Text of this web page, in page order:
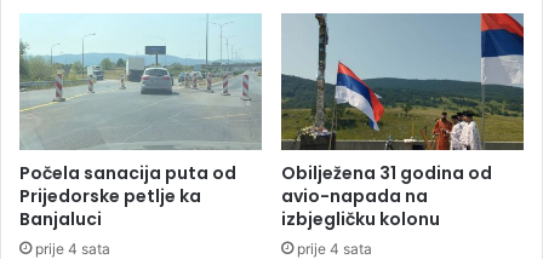
i
S
r
p
s
k
o
j
,
a
t
a
o
n
a
1
7
Počela sanacija puta od
Prijedorske petlje ka
Banjaluci
prije 4 sata
Obilježena 31 godina od
avio-napada na
izbjegličku kolonu
prije 4 sata